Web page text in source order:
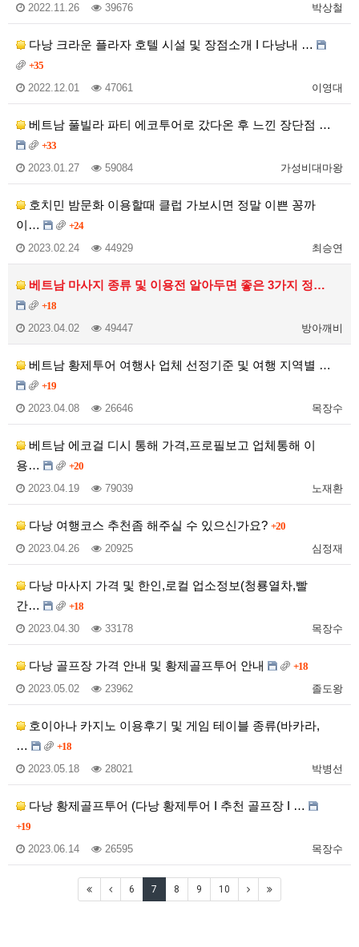
박상철
2022.11.26 39676
다낭 크라운 플라자 호텔 시설 및 장점소개 I 다낭내 …
+35
이영대
2022.12.01 47061
베트남 풀빌라 파티 에코투어로 갔다온 후 느낀 장단점 …
+33
가성비대마왕
2023.01.27 59084
호치민 밤문화 이용할때 클럽 가보시면 정말 이쁜 꽁까
이…
+24
최승연
2023.02.24 44929
베트남 마사지 종류 및 이용전 알아두면 좋은 3가지 정…
+18
방아깨비
2023.04.02 49447
베트남 황제투어 여행사 업체 선정기준 및 여행 지역별 …
+19
목장수
2023.04.08 26646
베트남 에코걸 디시 통해 가격,프로필보고 업체통해 이
용…
+20
노재환
2023.04.19 79039
다낭 여행코스 추천좀 해주실 수 있으신가요? +20
심정재
2023.04.26 20925
다낭 마사지 가격 및 한인,로컬 업소정보(청룡열차,빨
간…
+18
목장수
2023.04.30 33178
다낭 골프장 가격 안내 및 황제골프투어 안내 +18
졸도왕
2023.05.02 23962
호이아나 카지노 이용후기 및 게임 테이블 종류(바카라,
…
+18
박병선
2023.05.18 28021
다낭 황제골프투어 (다낭 황제투어 I 추천 골프장 I …
+19
목장수
2023.06.14 26595
6 7 8 9 10